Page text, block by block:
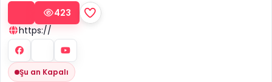
423
https://
Şu an Kapalı